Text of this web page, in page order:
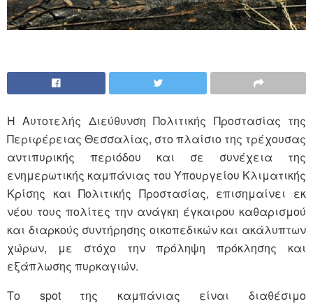
Η Αυτοτελής Διεύθυνση Πολιτικής Προστασίας της
Περιφέρειας Θεσσαλίας, στο πλαίσιο της τρέχουσας
αντιπυρικής περιόδου και σε συνέχεια της
ενημερωτικής καμπάνιας του Υπουργείου Κλιματικής
Κρίσης και Πολιτικής Προστασίας, επισημαίνει εκ
νέου τους πολίτες την ανάγκη έγκαιρου καθαρισμού
και διαρκούς συντήρησης οικοπεδικών και ακάλυπτων
χώρων, με στόχο την πρόληψη πρόκλησης και
εξάπλωσης πυρκαγιών.
Το spot της καμπάνιας είναι διαθέσιμο